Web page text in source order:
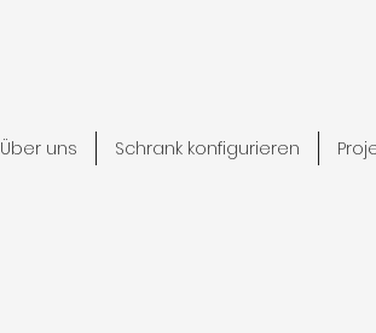
Über uns Schrank konfigurieren